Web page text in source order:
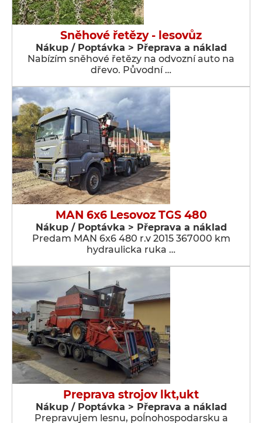
Sněhové řetězy - lesovůz
Nákup / Poptávka > Přeprava a náklad
Nabízím sněhové řetězy na odvozní auto na
dřevo. Původní …
MAN 6x6 Lesovoz TGS 480
Nákup / Poptávka > Přeprava a náklad
Predam MAN 6x6 480 r.v 2015 367000 km
hydraulicka ruka …
Preprava strojov lkt,ukt
Nákup / Poptávka > Přeprava a náklad
Prepravujem lesnu, poĺnohospodarsku a